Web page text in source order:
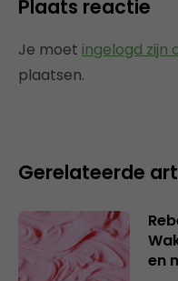
Plaats reactie
Je moet ingelogd zijn
plaatsen.
Gerelateerde
en